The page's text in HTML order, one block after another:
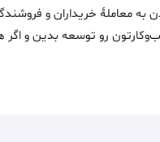
به معاملۀ خریداران و
رو توسعه بدین و